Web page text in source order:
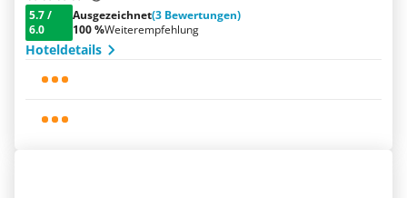
5.7/
6.0
Ausgezeichnet(3 Bewertungen)
100 %Weiterempfehlung
Hoteldetails